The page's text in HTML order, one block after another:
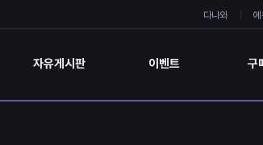
다나와 에
자유게시판 이벤트 구